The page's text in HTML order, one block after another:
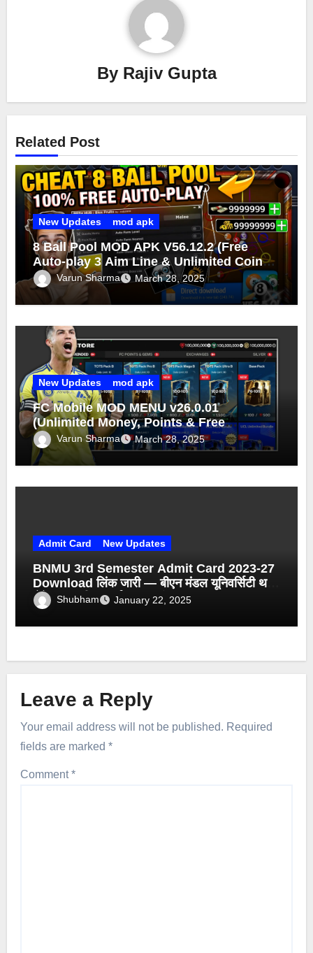
By Rajiv Gupta
Related Post
New Updates mod apk
8 Ball Pool MOD APK V56.12.2 (Free
Auto-play 3 Aim Line & Unlimited Coins
Cash 2025)
Varun Sharma March 28, 2025
New Updates mod apk
FC Mobile MOD MENU v26.0.01
(Unlimited Money, Points & Free
Purchase) FC Mobile MOD 2025
Varun Sharma March 28, 2025
Admit Card New Updates
BNMU 3rd Semester Admit Card 2023-27
Download लिंक जारी — बीएन मंडल यूनिवर्सिटी थर्ड
सेमेस्टर एडमिट कार्ड हुआ जारी
Shubham January 22, 2025
Leave a Reply
Your email address will not be published. Required
fields are marked *
Comment*